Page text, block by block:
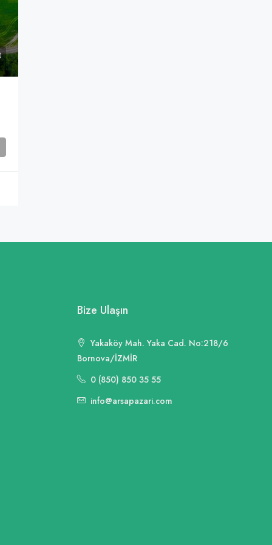
Bize Ulaşın
Yakaköy Mah. Yaka Cad. No:218/6
Bornova/İZMİR
0 (850) 850 35 55
info@arsapazari.com